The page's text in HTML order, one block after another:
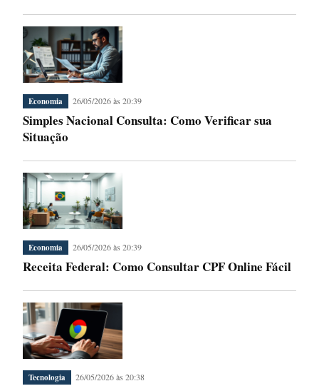
Economia 26/05/2026 às 20:39
Simples Nacional Consulta: Como Verificar sua
Situação
Economia 26/05/2026 às 20:39
Receita Federal: Como Consultar CPF Online Fácil
Tecnologia 26/05/2026 às 20:38